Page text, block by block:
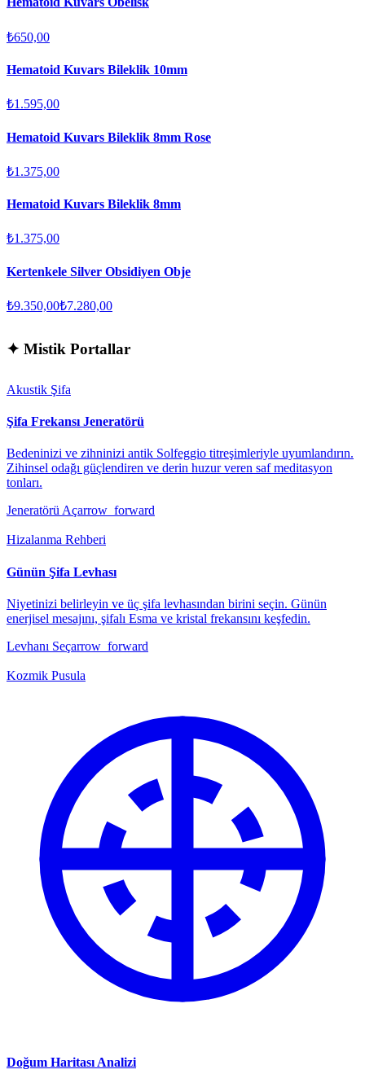
₺650,00
Hematoid Kuvars Bileklik 10mm
₺1.595,00
Hematoid Kuvars Bileklik 8mm Rose
₺1.375,00
Hematoid Kuvars Bileklik 8mm
₺1.375,00
Kertenkele Silver Obsidiyen Obje
₺9.350,00₺7.280,00
✦ Mistik Portallar
Akustik Şifa
Şifa Frekansı Jeneratörü
Bedeninizi ve zihninizi antik Solfeggio titreşimleriyle uyumlandırın.
Zihinsel odağı güçlendiren ve derin huzur veren saf meditasyon
tonları.
Jeneratörü Açarrow_forward
Hizalanma Rehberi
Günün Şifa Levhası
Niyetinizi belirleyin ve üç şifa levhasından birini seçin. Günün
enerjisel mesajını, şifalı Esma ve kristal frekansını keşfedin.
Levhanı Seçarrow_forward
Kozmik Pusula
Doğum Haritası Analizi